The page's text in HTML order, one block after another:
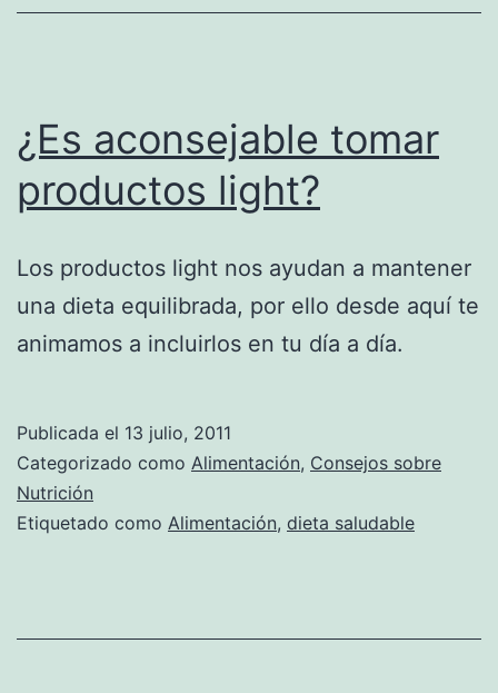
¿Es aconsejable tomar
productos light?
Los productos light nos ayudan a mantener
una dieta equilibrada, por ello desde aquí te
animamos a incluirlos en tu día a día.
Publicada el 13 julio, 2011
Categorizado como Alimentación, Consejos sobre
Nutrición
Etiquetado como Alimentación, dieta saludable